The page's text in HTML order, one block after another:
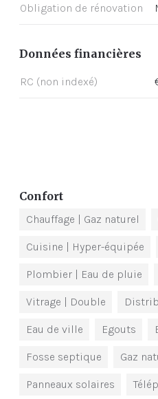
Obligation de rénovation
Données financières
RC (non indexé)
Confort
Chauffage | Gaz naturel
Cuisine | Hyper-équipée
Plombier | Eau de pluie
Vitrage | Double
Eau de ville Egouts
Fosse septique Gaz
Panneaux solaires